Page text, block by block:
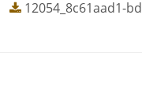
12054_8c61aad1-